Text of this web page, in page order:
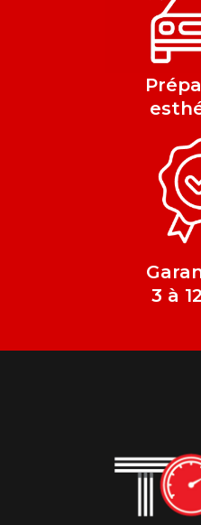
3 à